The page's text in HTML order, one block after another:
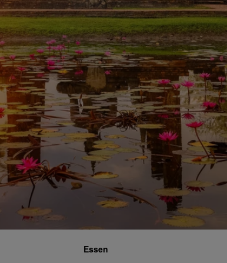
Essen